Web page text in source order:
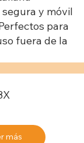
y móvil
para
fuera de la
más